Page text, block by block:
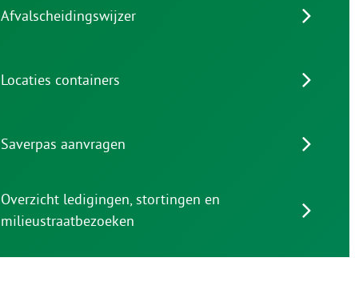
Afvalscheidingswijzer
Locaties containers
Saverpas aanvragen
Overzicht ledigingen, stortingen en
milieustraatbezoeken